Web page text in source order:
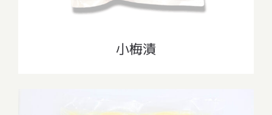
小梅漬